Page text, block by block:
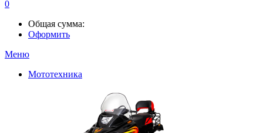
0
Общая сумма:
Оформить
Меню
Мототехника